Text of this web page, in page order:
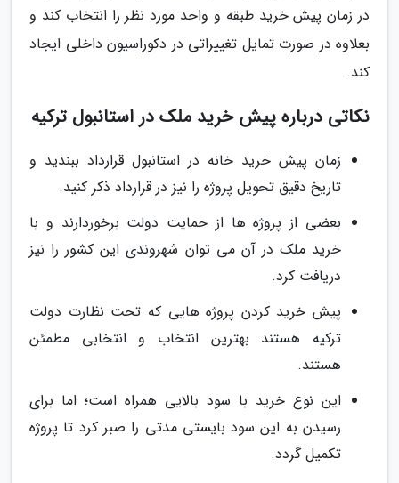
در زمان پیش خرید طبقه و واحد مورد نظر را انتخاب کند و
بعلاوه در صورت تمایل تغییراتی در دکوراسیون داخلی ایجاد
کند.
نکاتی درباره پیش خرید ملک در استانبول ترکیه
زمان پیش خرید خانه در استانبول قرارداد ببندید و
تاریخ دقیق تحویل پروژه را نیز در قرارداد ذکر کنید.
بعضی از پروژه ها از حمایت دولت برخوردارند و با
خرید ملک در آن می توان شهروندی این کشور را نیز
دریافت کرد.
پیش خرید کردن پروژه هایی که تحت نظارت دولت
ترکیه هستند بهترین انتخاب و انتخابی مطمئن
هستند.
این نوع خرید با سود بالایی همراه است؛ اما برای
رسیدن به این سود بایستی مدتی را صبر کرد تا پروژه
تکمیل گردد.